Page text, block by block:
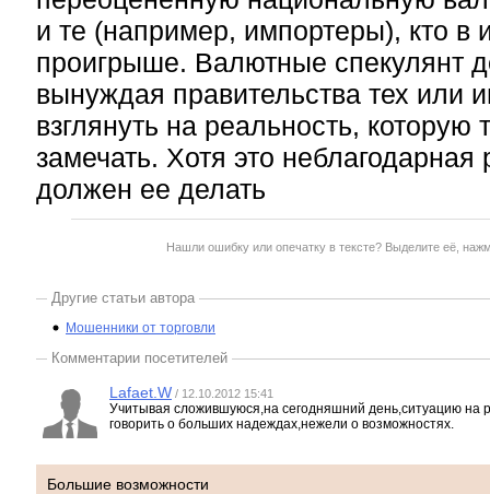
и те (например, импортеры), кто в
проигрыше. Валютные спекулянт
вынуждая правительства тех или
взглянуть на реальность, которую
замечать. Хотя это неблагодарная
должен ее делать
Нашли ошибку или опечатку в тексте? Выделите её,
Другие статьи автора
Мошенники от торговли
Комментарии посетителей
Lafaet.W / 12.10.2012 15:41
Учитывая сложившуюся,на сегодняшний день,ситуацию на
говорить о больших надеждах,нежели о возможностях.
Большие возможности